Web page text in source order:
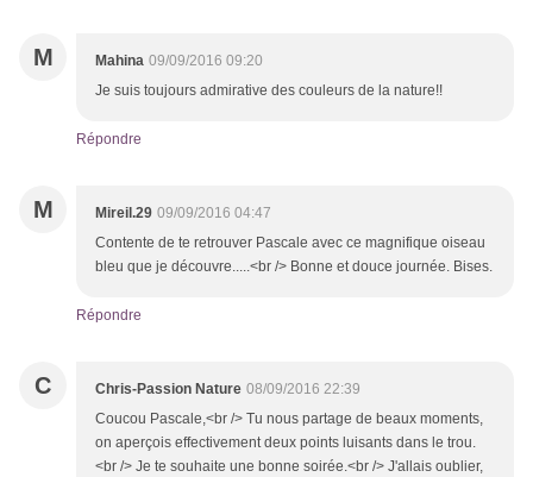
M Mahina 09/09/2016 09:20
Je suis toujours admirative des couleurs de la nature!!
Répondre
M Mireil.29 09/09/2016 04:47
Contente de te retrouver Pascale avec ce magnifique oiseau
bleu que je découvre.....<br /> Bonne et douce journée. Bises.
Répondre
C Chris-Passion Nature 08/09/2016 22:39
Coucou Pascale,<br /> Tu nous partage de beaux moments,
on aperçois effectivement deux points luisants dans le trou.
<br /> Je te souhaite une bonne soirée.<br /> J'allais oublier,